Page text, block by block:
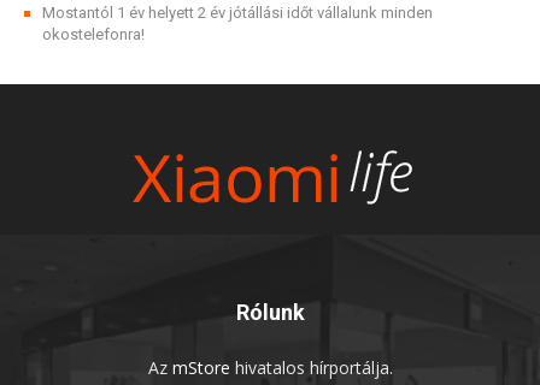
Mostantól 1 év helyett 2 év jótállási időt vállalunk minden
okostelefonra!
Rólunk
Az mStore hivatalos hírportálja.